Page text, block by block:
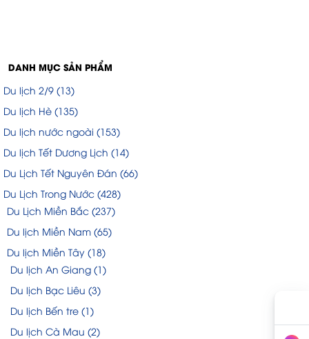
DANH MỤC SẢN PHẨM
Du lịch 2/9 (13)
Du lịch Hè (135)
Du lịch nước ngoài (153)
Du lịch Tết Dương Lịch (14)
Du Lịch Tết Nguyên Đán (66)
Du Lịch Trong Nước (428)
Du Lịch Miền Bắc (237)
Du lịch Miền Nam (65)
Du lịch Miền Tây (18)
Du lịch An Giang (1)
Du lịch Bạc Liêu (3)
Du lịch Bến tre (1)
Du lịch Cà Mau (2)